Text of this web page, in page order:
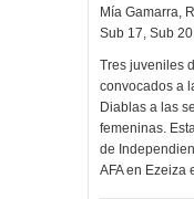
Mía Gamarra,
Sub 17, Sub 20
Tres juveniles
convocados a
Diablas a las
femeninas.
de
AFA en Ezeiza